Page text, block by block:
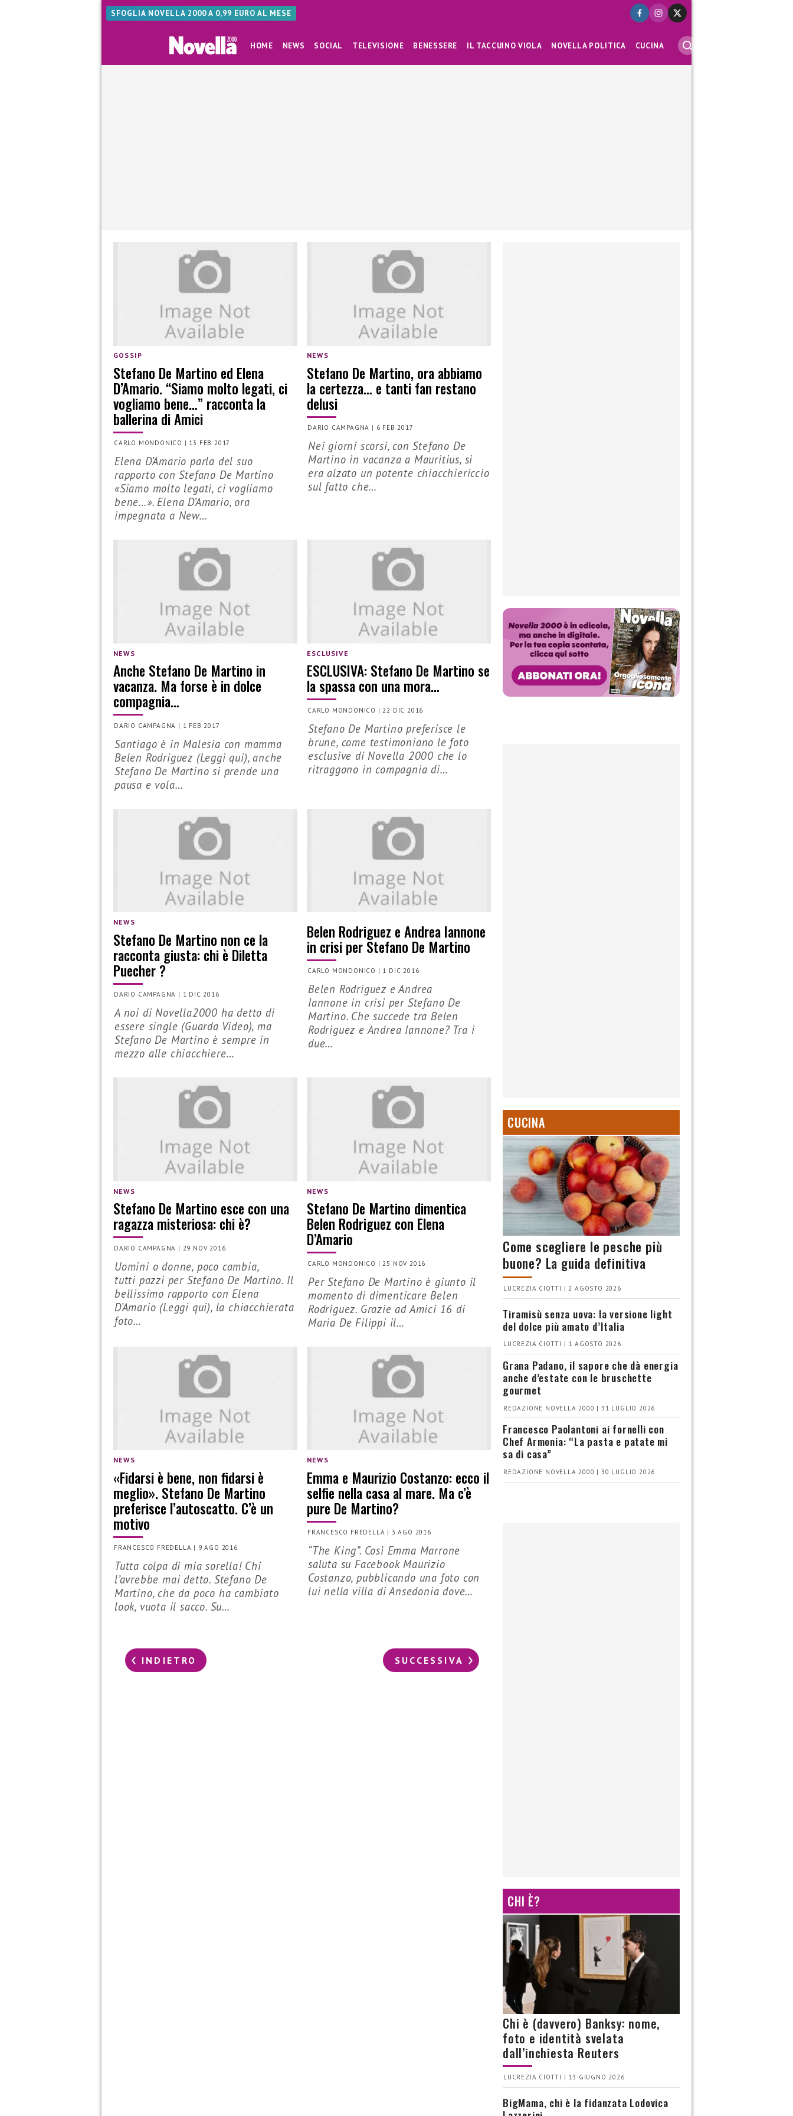
SFOGLIA NOVELLA 2000 A 0,99 EURO AL MESE
HOME NEWS SOCIAL TELEVISIONE BENESSERE IL TACCUINO VIOLA NOVELLA POLITICA CUCINA
GOSSIP
Stefano De Martino ed Elena
D’Amario. “Siamo molto legati, ci
vogliamo bene…” racconta la
ballerina di Amici
CARLO MONDONICO | 13 FEB 2017
Elena D’Amario parla del suo
rapporto con Stefano De Martino
«Siamo molto legati, ci vogliamo
bene…». Elena D’Amario, ora
impegnata a New…
NEWS
Stefano De Martino, ora abbiamo
la certezza… e tanti fan restano
delusi
DARIO CAMPAGNA | 6 FEB 2017
Nei giorni scorsi, con Stefano De
Martino in vacanza a Mauritius, si
era alzato un potente chiacchiericcio
sul fatto che…
NEWS
Anche Stefano De Martino in
vacanza. Ma forse è in dolce
compagnia…
DARIO CAMPAGNA | 1 FEB 2017
Santiago è in Malesia con mamma
Belen Rodriguez (Leggi qui), anche
Stefano De Martino si prende una
pausa e vola…
ESCLUSIVE
ESCLUSIVA: Stefano De Martino se
la spassa con una mora…
CARLO MONDONICO |22 DIC 2016
Stefano De Martino preferisce le
brune, come testimoniano le foto
esclusive di Novella 2000 che lo
ritraggono in compagnia di…
NEWS
Stefano De Martino non ce la
racconta giusta: chi è Diletta
Puecher ?
DARIO CAMPAGNA | 1 DIC 2016
A noi di Novella2000 ha detto di
essere single (Guarda Video), ma
Stefano De Martino è sempre in
mezzo alle chiacchiere…
Belen Rodriguez e Andrea Iannone
in crisi per Stefano De Martino
CARLO MONDONICO | 1 DIC 2016
Belen Rodriguez e Andrea
Iannone in crisi per Stefano De
Martino. Che succede tra Belen
Rodriguez e Andrea Iannone? Tra i
due…
NEWS
Stefano De Martino esce con una
ragazza misteriosa: chi è?
DARIO CAMPAGNA | 29 NOV 2016
Uomini o donne, poco cambia,
tutti pazzi per Stefano De Martino. Il
bellissimo rapporto con Elena
D’Amario (Leggi qui), la chiacchierata
foto…
NEWS
Stefano De Martino dimentica
Belen Rodriguez con Elena
D’Amario
CARLO MONDONICO |25 NOV 2016
Per Stefano De Martino è giunto il
momento di dimenticare Belen
Rodriguez. Grazie ad Amici 16 di
Maria De Filippi il…
NEWS
«Fidarsi è bene, non fidarsi è
meglio». Stefano De Martino
preferisce l’autoscatto. C’è un
motivo
FRANCESCO FREDELLA | 9 AGO 2016
Tutta colpa di mia sorella! Chi
l’avrebbe mai detto. Stefano De
Martino, che da poco ha cambiato
look, vuota il sacco. Su…
NEWS
Emma e Maurizio Costanzo: ecco il
selfie nella casa al mare. Ma c’è
pure De Martino?
FRANCESCO FREDELLA | 3 AGO 2016
“The King”. Così Emma Marrone
saluta su Facebook Maurizio
Costanzo, pubblicando una foto con
lui nella villa di Ansedonia dove…
INDIETRO SUCCESSIVA
CUCINA
Come scegliere le pesche più
buone? La guida definitiva
LUCREZIA CIOTTI | 2 AGOSTO 2026
Tiramisù senza uova: la versione light
del dolce più amato d’Italia
LUCREZIA CIOTTI | 1 AGOSTO 2026
Grana Padano, il sapore che dà energia
anche d’estate con le bruschette
gourmet
REDAZIONE NOVELLA 2000 | 31 LUGLIO 2026
Francesco Paolantoni ai fornelli con
Chef Armonia: “La pasta e patate mi
sa di casa”
REDAZIONE NOVELLA 2000 | 30 LUGLIO 2026
CHI È?
Chi è (davvero) Banksy: nome,
foto e identità svelata
dall’inchiesta Reuters
LUCREZIA CIOTTI | 13 GIUGNO 2026
BigMama, chi è la fidanzata Lodovica